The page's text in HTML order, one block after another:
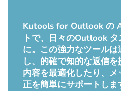
Kutools for Outlook の
トで、日々のOutlook
に。この強力なツール
し、的確で知的な返信
内容を最適化したり、
正を簡単にサポートしま